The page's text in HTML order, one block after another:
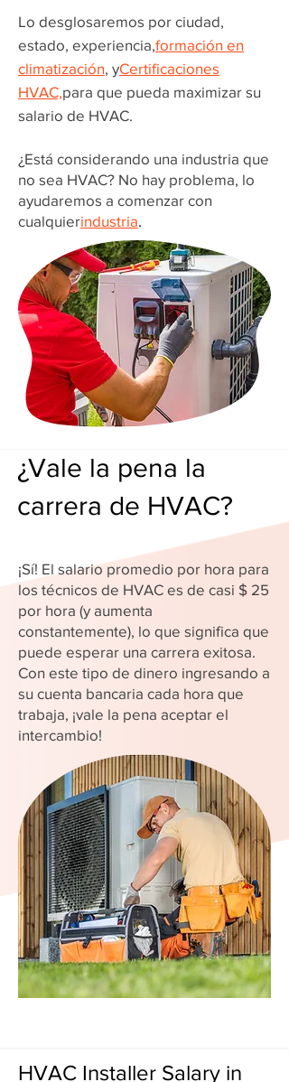
Lo desglosaremos por ciudad,
estado, experiencia,formación en
climatización, yCertificaciones
HVAC,para que pueda maximizar su
salario de HVAC.
¿Está considerando una industria que
no sea HVAC? No hay problema, lo
ayudaremos a comenzar con
cualquierindustria.
¿Vale la pena la
carrera de HVAC?
¡Sí! El salario promedio por hora para
los técnicos de HVAC es de casi $ 25
por hora (y aumenta
constantemente), lo que significa que
puede esperar una carrera exitosa.
Con este tipo de dinero ingresando a
su cuenta bancaria cada hora que
trabaja, ¡vale la pena aceptar el
intercambio!
HVAC Installer Salary in